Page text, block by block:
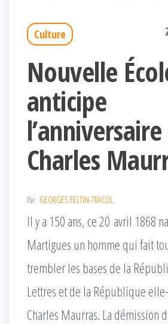
Culture
Nouvelle
anticipe
Charles
Par GEORGES FELTIN-TRACOL
Il y a 150 ans, ce 20 avril 1868
Martigues un homme qui fait
trembler les bases de la
Lettres et de la République
Charles Maurras. La démission